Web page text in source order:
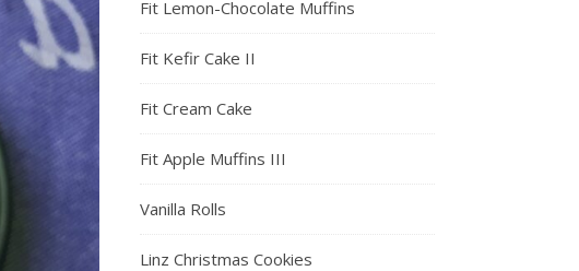
Fit Lemon-Chocolate Muffins
Fit Kefir Cake II
Fit Cream Cake
Fit Apple Muffins III
Vanilla Rolls
Linz Christmas Cookies